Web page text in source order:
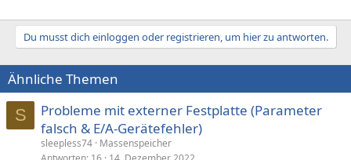
Du musst dich einloggen oder registrieren, um hier zu antworten.
Ähnliche Themen
S
Probleme mit externer Festplatte (Parameter
falsch & E/A-Gerätefehler)
sleepless74 Massenspeicher